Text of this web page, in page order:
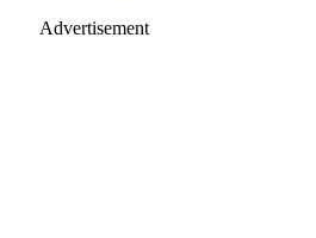
Advertisement